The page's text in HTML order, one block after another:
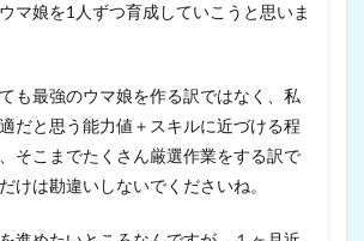
マ娘を1人ずつ育成していこうと思いま
も最強のウマ娘を作る訳ではなく、私
だと思う能力値＋スキルに近づける程
そこまでたくさん厳選作業をする訳で
けは勘違いしないでくださいね。